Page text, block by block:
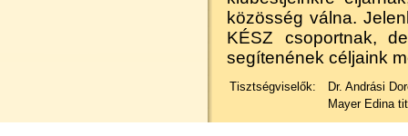
közösség válna.
KÉSZ csoportnak,
segítenének céljaink
Tisztségviselők:
Dr. Andrási
Mayer Edina